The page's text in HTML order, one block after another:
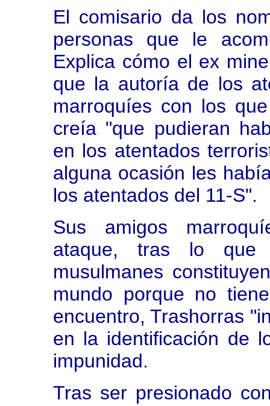
El comisario da los
personas que le
Explica cómo el ex
que la autoría de los
marroquíes con los
creía "que pudieran
en los atentados
alguna ocasión les
los atentados del 11-S".
Sus amigos
ataque, tras lo
musulmanes
mundo porque no
encuentro, Trashorras
en la identificación de
impunidad.
Tras ser presionado